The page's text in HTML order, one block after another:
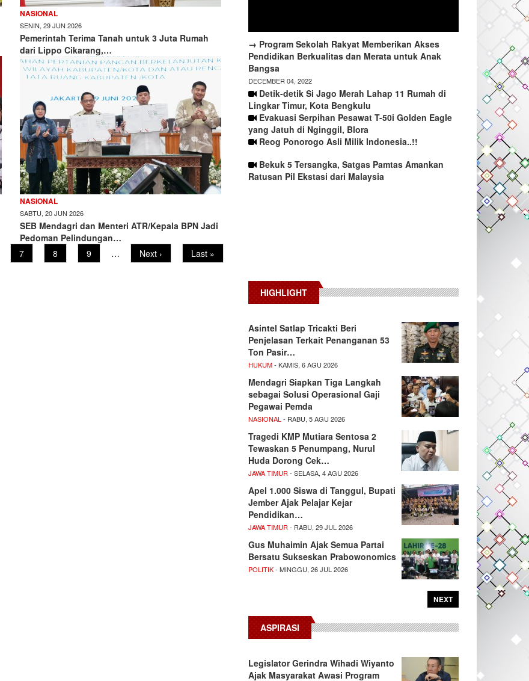
NASIONAL
SENIN, 29 JUN 2026
Pemerintah Terima Tanah untuk 3 Juta Rumah
dari Lippo Cikarang,…
NASIONAL
SABTU, 20 JUN 2026
SEB Mendagri dan Menteri ATR/Kepala BPN Jadi
Pedoman Pelindungan…
Page
7 Page
8 Page
9 …
Next
page
Next ›
Last
page
Last »
→ Program Sekolah Rakyat Memberikan Akses
Pendidikan Berkualitas dan Merata untuk Anak
Bangsa
DECEMBER 04, 2022
Detik-detik Si Jago Merah Lahap 11 Rumah di
Lingkar Timur, Kota Bengkulu
Evakuasi Serpihan Pesawat T-50i Golden Eagle
yang Jatuh di Nginggil, Blora
Reog Ponorogo Asli Milik Indonesia..!!
Bekuk 5 Tersangka, Satgas Pamtas Amankan
Ratusan Pil Ekstasi dari Malaysia
HIGHLIGHT
Asintel Satlap Tricakti Beri
Penjelasan Terkait Penanganan 53
Ton Pasir…
HUKUM- KAMIS, 6 AGU 2026
Mendagri Siapkan Tiga Langkah
sebagai Solusi Operasional Gaji
Pegawai Pemda
NASIONAL - RABU, 5 AGU 2026
Tragedi KMP Mutiara Sentosa 2
Tewaskan 5 Penumpang, Nurul
Huda Dorong Cek…
JAWA TIMUR - SELASA, 4 AGU 2026
Apel 1.000 Siswa di Tanggul, Bupati
Jember Ajak Pelajar Kejar
Pendidikan…
JAWA TIMUR - RABU, 29 JUL 2026
Gus Muhaimin Ajak Semua Partai
Bersatu Sukseskan Prabowonomics
POLITIK- MINGGU, 26 JUL 2026
NEXT
ASPIRASI
Legislator Gerindra Wihadi Wiyanto
Ajak Masyarakat Awasi Program